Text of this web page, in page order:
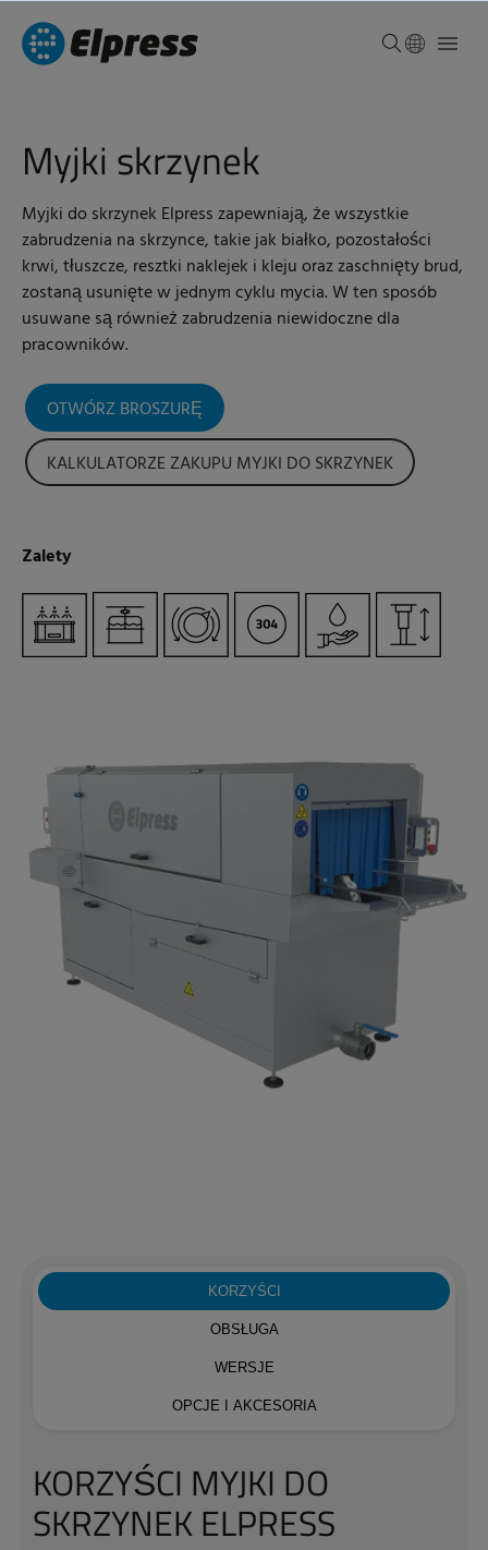
Myjki skrzynek
Myjki do skrzynek Elpress zapewniają, że wszystkie
zabrudzenia na skrzynce, takie jak białko, pozostałości
krwi, tłuszcze, resztki naklejek i kleju oraz zaschnięty brud,
zostaną usunięte w jednym cyklu mycia. W ten sposób
usuwane są również zabrudzenia niewidoczne dla
pracowników.
OTWÓRZ BROSZURĘ
KALKULATORZE ZAKUPU MYJKI DO SKRZYNEK
Zalety
KORZYŚCI
OBSŁUGA
WERSJE
OPCJE I AKCESORIA
KORZYŚCI MYJKI DO
SKRZYNEK ELPRESS